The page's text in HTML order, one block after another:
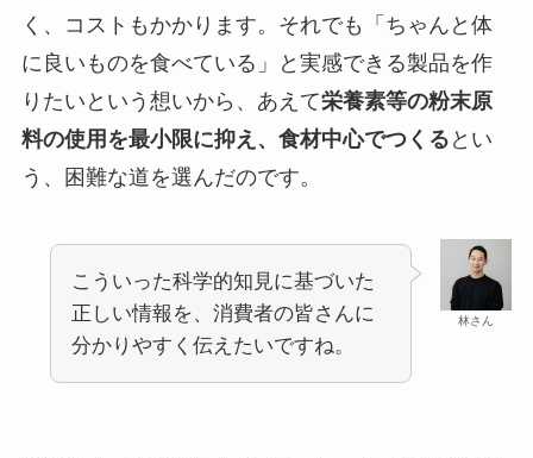
く、コストもかかります。それでも「ちゃんと体
に良いものを食べている」と実感できる製品を作
りたいという想いから、あえて栄養素等の粉末原
料の使用を最小限に抑え、食材中心でつくる とい
う、困難な道を選んだのです。
林さん
こういった科学的知見に基づいた
正しい情報を、消費者の皆さんに
分かりやすく伝えたいですね。